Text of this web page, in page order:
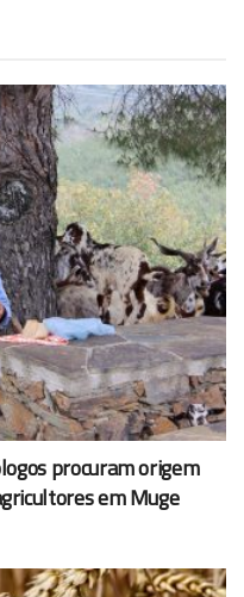
procuram origem
em Muge